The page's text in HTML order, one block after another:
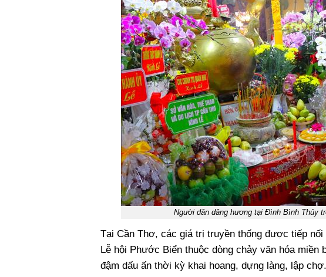
Người dân dâng hương tại Đình Bình Thủy
Tại Cần Thơ, các giá trị truyền thống được tiếp
Lễ hội Phước Biển thuộc dòng chảy văn hóa miền
đậm dấu ấn thời kỳ khai hoang, dựng làng, lập chợ.